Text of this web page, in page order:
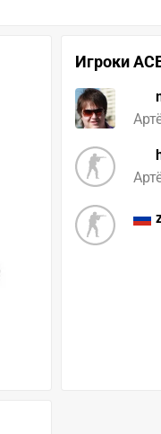
Игроки